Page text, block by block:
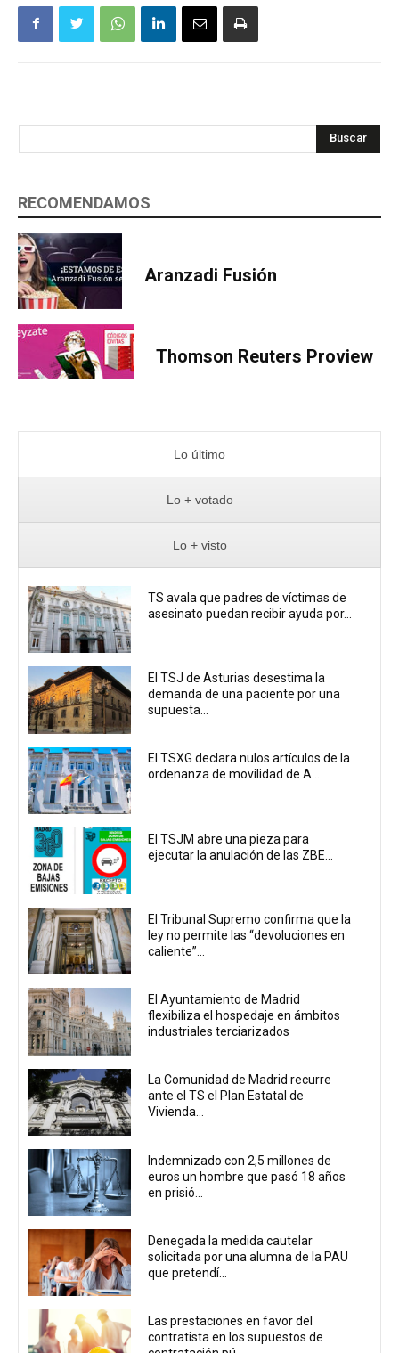
Buscar
RECOMENDAMOS
Aranzadi Fusión
Thomson Reuters Proview
Lo último
Lo + votado
Lo + visto
TS avala que padres de víctimas de
asesinato puedan recibir ayuda por...
El TSJ de Asturias desestima la
demanda de una paciente por una
supuesta...
El TSXG declara nulos artículos de la
ordenanza de movilidad de A...
El TSJM abre una pieza para
ejecutar la anulación de las ZBE...
El Tribunal Supremo confirma que la
ley no permite las “devoluciones en
caliente”...
El Ayuntamiento de Madrid
flexibiliza el hospedaje en ámbitos
industriales terciarizados
La Comunidad de Madrid recurre
ante el TS el Plan Estatal de
Vivienda...
Indemnizado con 2,5 millones de
euros un hombre que pasó 18 años
en prisió...
Denegada la medida cautelar
solicitada por una alumna de la PAU
que pretendí...
Las prestaciones en favor del
contratista en los supuestos de